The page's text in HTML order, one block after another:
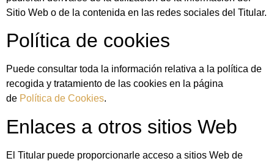
Sitio Web o de la contenida en las redes sociales del Titular.
Política de cookies
Puede consultar toda la información relativa a la política de
recogida y tratamiento de las cookies en la página
de Política de Cookies.
Enlaces a otros sitios Web
El Titular puede proporcionarle acceso a sitios Web de